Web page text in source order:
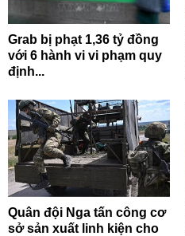
Grab bị phạt 1,36 tỷ đồng
với 6 hành vi vi phạm quy
định...
Quân đội Nga tấn công cơ
sở sản xuất linh kiện cho